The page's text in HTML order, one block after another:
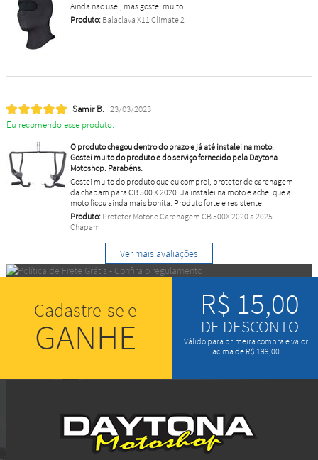
Ainda não usei, mas gostei muito.
Produto:Balaclava X11 Climate 2
Samir B. 23/03/2023
Eu recomendo esse produto.
O produto chegou dentro do prazo e já até instalei na moto.
Gostei muito do produto e do serviço fornecido pela Daytona
Motoshop. Parabéns.
Gostei muito do produto que eu comprei, protetor de carenagem
da chapam para CB 500 X 2020. Já instalei na moto e achei que a
moto ficou ainda mais bonita. Produto forte e resistente.
Produto:Protetor Motor e Carenagem CB 500X 2020 a 2025
Chapam
Ver mais avaliações
Cadastre-se e
GANHE
R$ 15,00
DE DESCONTO
Válido para primeira compra e valor
acima de R$ 199,00